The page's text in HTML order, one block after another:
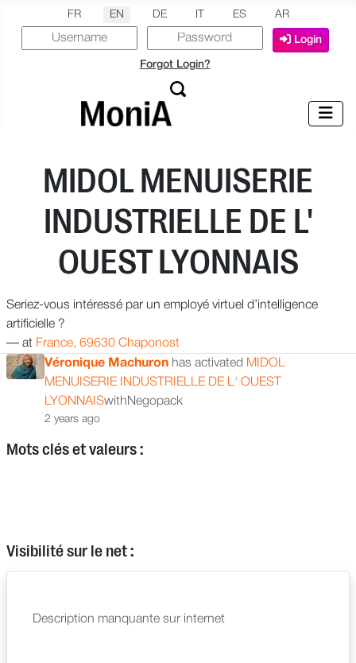
Select your language
FR EN DE ES AR
Login
Forgot Login?
Véronique Machuron has activated MIDOL
MENUISERIE INDUSTRIELLE DE L' OUEST
LYONNAISwithNegopack
2 years ago
MIDOL MENUISERIE
INDUSTRIELLE DE L'
OUEST LYONNAIS
Seriez-vous intéressé par un employé virtuel d’intelligence
artificielle ?
— at France, 69630 Chaponost
Mots clés et valeurs :
Visibilité sur le net :
Description manquante sur internet